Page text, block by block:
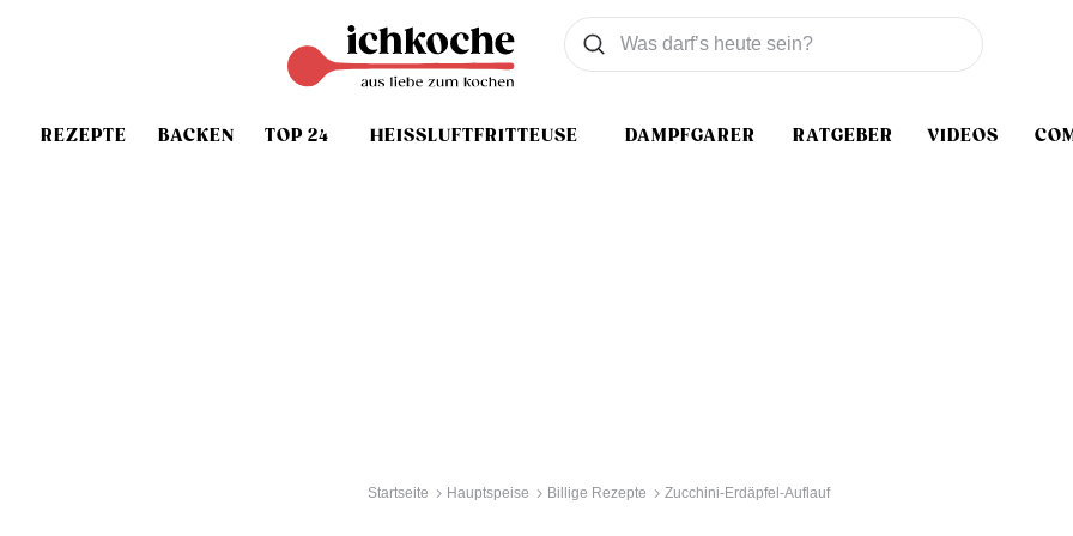
REZEPTE BACKEN TOP 24 HEISSLUFTFRITTEUSE DAMPFGARER RATGEBER VIDEOS
Was wollen Sie suchen
Suchen
Startseite Hauptspeise Billige Rezepte Zucchini-Erdäpfel-Auflauf